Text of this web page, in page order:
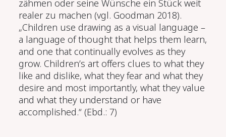
zähmen oder seine Wünsche ein Stück weit
realer zu machen (vgl. Goodman 2018).
„Children use drawing as a visual language –
a language of thought that helps them learn,
and one that continually evolves as they
grow. Children’s art offers clues to what they
like and dislike, what they fear and what they
desire and most importantly, what they value
and what they understand or have
accomplished.“ (Ebd.: 7)